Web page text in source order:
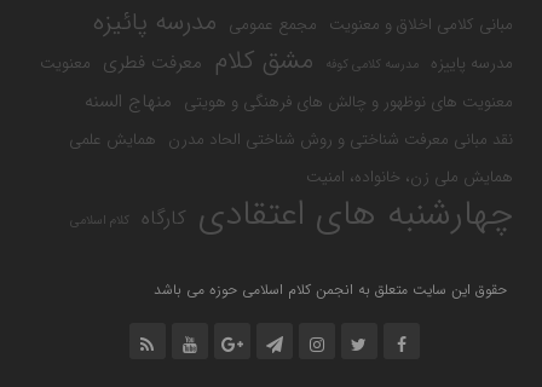
مبانی کلامی اخلاق و معنویت مجمع عمومی مدرسه پائیزه
مدرسه پاییزه مدرسه کلامی کوفه مشق کلام معرفت فطری معنویت
معنویت های نوظهور و چالش های فرهنگی و هویتی منهاج السنه
نقد مبانی معرفت شناختی و روش شناختی الحاد مدرن همایش علمی
همایش ملی زن، خانواده، امنیت
چهارشنبه های اعتقادی کارگاه کلام اسلامی
حقوق این سایت متعلق به انجمن کلام اسلامی حوزه می باشد